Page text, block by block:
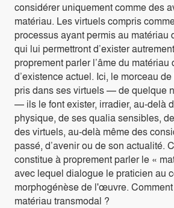
considérer uniquement comme des
matériau. Les virtuels compris
processus ayant permis au matériau
qui lui permettront d’exister
proprement parler l’âme du
d’existence actuel. Ici, le morceau
pris dans ses virtuels — de quelque
— ils le font exister, irradier, au-delà
physique, de ses qualia sensibles,
des virtuels, au-delà même des
passé, d’avenir ou de son actualité.
constitue à proprement parler le «
avec lequel dialogue le praticien au
morphogénèse de l'œuvre.
matériau transmodal ?